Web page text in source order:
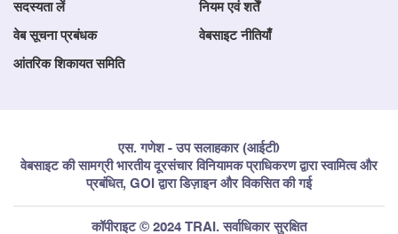
सदस्यता लें नियम एवं शर्तें
वेब सूचना प्रबंधक वेबसाइट नीतियाँ
आंतरिक शिकायत समिति
एस. गणेश - उप सलाहकार (आईटी)
वेबसाइट की सामग्री भारतीय दूरसंचार विनियामक प्राधिकरण द्वारा स्वामित्व और
प्रबंधित, GOI द्वारा डिज़ाइन और विकसित की गई
कॉपीराइट © 2024 TRAI. सर्वाधिकार सुरक्षित